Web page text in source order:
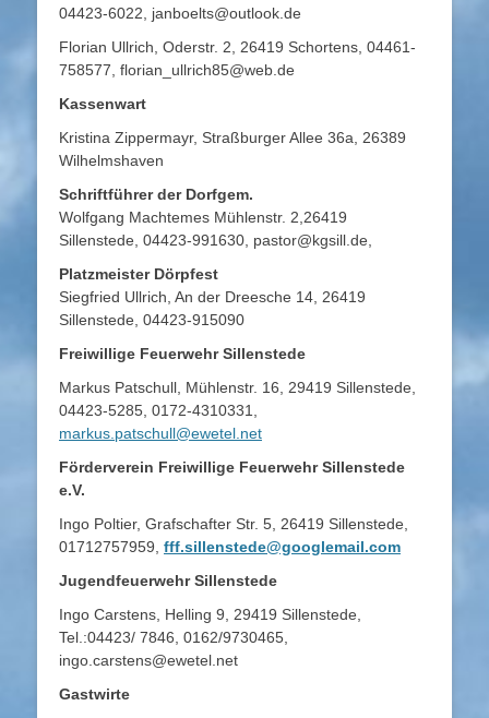
04423-6022, janboelts@outlook.de
Florian Ullrich, Oderstr. 2, 26419 Schortens, 04461-
758577, florian_ullrich85@web.de
Kassenwart
Kristina Zippermayr, Straßburger Allee 36a, 26389
Wilhelmshaven
Schriftführer der Dorfgem.
Wolfgang Machtemes Mühlenstr. 2,26419
Sillenstede, 04423-991630, pastor@kgsill.de,
Platzmeister Dörpfest
Siegfried Ullrich, An der Dreesche 14, 26419
Sillenstede, 04423-915090
Freiwillige Feuerwehr Sillenstede
Markus Patschull, Mühlenstr. 16, 29419 Sillenstede,
04423-5285, 0172-4310331,
markus.patschull@ewetel.net
Förderverein Freiwillige Feuerwehr Sillenstede
e.V.
Ingo Poltier, Grafschafter Str. 5, 26419 Sillenstede,
01712757959, fff.sillenstede@googlemail.com
Jugendfeuerwehr Sillenstede
Ingo Carstens, Helling 9, 29419 Sillenstede,
Tel.:04423/ 7846, 0162/9730465,
ingo.carstens@ewetel.net
Gastwirte